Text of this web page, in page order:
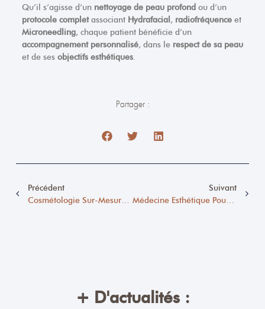
Qu’il s’agisse d’un nettoyage de peau profond ou d’un
protocole completassociant Hydrafacial , radiofréquenceet
Microneedling, chaque patient bénéficie d’un
accompagnement personnalisé, dans le respect de sa peau
et de ses objectifs esthétiques.
Partager :
Précédent
Cosmétologie Sur-Mesure : Sublimez Votre Peau Au Fil Des Saisons Avec Beige Clinique
Suivant
Médecine Esthétique Pour Peaux Noires Et Métissées : Les Traitements Les Plus Adaptés
+ D'actualités :